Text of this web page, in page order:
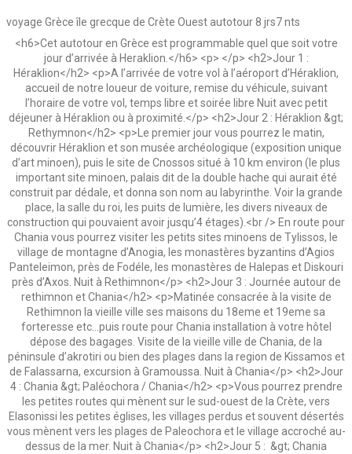
voyage Grèce île grecque de Crète Ouest autotour 8 jrs7 nts
<h6>Cet autotour en Grèce est programmable quel que soit votre
jour d’arrivée à Heraklion.</h6> <p> </p> <h2>Jour 1 :
Héraklion</h2> <p>A l’arrivée de votre vol à l’aéroport d’Héraklion,
accueil de notre loueur de voiture, remise du véhicule, suivant
l’horaire de votre vol, temps libre et soirée libre Nuit avec petit
déjeuner à Héraklion ou à proximité.</p> <h2>Jour 2 : Héraklion &gt;
Rethymnon</h2> <p>Le premier jour vous pourrez le matin,
découvrir Héraklion et son musée archéologique (exposition unique
d’art minoen), puis le site de Cnossos situé à 10 km environ (le plus
important site minoen, palais dit de la double hache qui aurait été
construit par dédale, et donna son nom au labyrinthe. Voir la grande
place, la salle du roi, les puits de lumière, les divers niveaux de
construction qui pouvaient avoir jusqu’4 étages).<br /> En route pour
Chania vous pourrez visiter les petits sites minoens de Tylissos, le
village de montagne d’Anogia, les monastères byzantins d’Agios
Panteleimon, près de Fodéle, les monastères de Halepas et Diskouri
près d’Axos. Nuit à Rethimnon</p> <h2>Jour 3 : Journée autour de
rethimnon et Chania</h2> <p>Matinée consacrée à la visite de
Rethimnon la vieille ville ses maisons du 18eme et 19eme sa
forteresse etc...puis route pour Chania installation à votre hôtel
dépose des bagages. Visite de la vieille ville de Chania, de la
péninsule d’akrotiri ou bien des plages dans la region de Kissamos et
de Falassarna, excursion à Gramoussa. Nuit à Chania</p> <h2>Jour
4 : Chania &gt; Paléochora / Chania</h2> <p>Vous pourrez prendre
les petites routes qui mènent sur le sud-ouest de la Crète, vers
Elasonissi les petites églises, les villages perdus et souvent désertés
vous mènent vers les plages de Paleochora et le village accroché au-
dessus de la mer. Nuit à Chania</p> <h2>Jour 5 : &gt; Chania